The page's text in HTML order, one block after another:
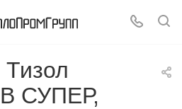
СУПЕР,